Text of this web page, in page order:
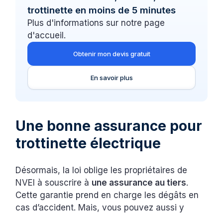
trottinette en moins de 5 minutes
Plus d'informations sur notre page
d'accueil.
Obtenir mon devis gratuit
En savoir plus
Une bonne assurance pour
trottinette électrique
Désormais, la loi oblige les propriétaires de
NVEI à souscrire à une assurance au tiers.
Cette garantie prend en charge les dégâts en
cas d’accident. Mais, vous pouvez aussi y